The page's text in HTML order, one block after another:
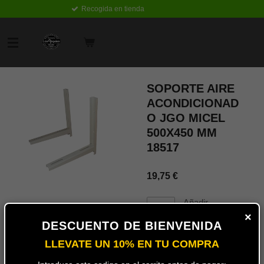
Recogida en tienda
SOPORTE AIRE
ACONDICIONAD
O JGO MICEL
500X450 MM
18517
19,75 €
Añadir
carrito
×
DESCUENTO DE BIENVENIDA
LLEVATE UN 10% EN TU COMPRA